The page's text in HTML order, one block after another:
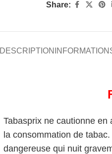
Share:
DESCRIPTION
Tabasprix ne cautionne en
la consommation de
dangereuse qui nuit